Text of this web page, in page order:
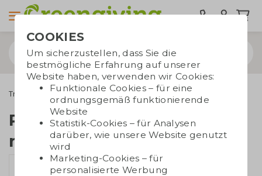
Trinkwaren Wasserflaschen RPET Trinkflasche 600 ml
RPET Trinkflasche 600
ml
COOKIES
Um sicherzustellen, dass Sie die
bestmögliche Erfahrung auf unserer
Website haben, verwenden wir Cookies:
Funktionale Cookies – für eine
ordnungsgemäß funktionierende
Website
Statistik-Cookies – für Analysen
darüber, wie unsere Website genutzt
wird
Marketing-Cookies – für
personalisierte Werbung